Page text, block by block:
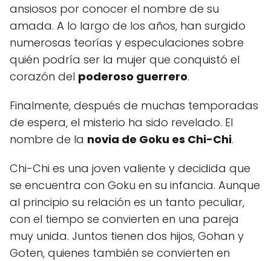
ansiosos por conocer el nombre de su
amada. A lo largo de los años, han surgido
numerosas teorías y especulaciones sobre
quién podría ser la mujer que conquistó el
corazón del poderoso guerrero.
Finalmente, después de muchas temporadas
de espera, el misterio ha sido revelado. El
nombre de la novia de Goku es Chi-Chi.
Chi-Chi es una joven valiente y decidida que
se encuentra con Goku en su infancia. Aunque
al principio su relación es un tanto peculiar,
con el tiempo se convierten en una pareja
muy unida. Juntos tienen dos hijos, Gohan y
Goten, quienes también se convierten en